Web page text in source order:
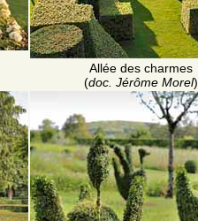
Allée des charmes
(doc. Jérôme Morel)